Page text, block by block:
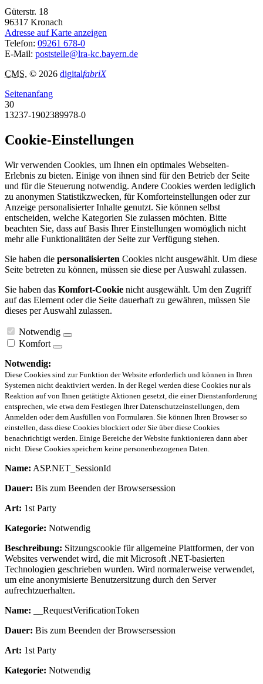
Güterstr. 18
96317 Kronach
Adresse auf Karte anzeigen
Telefon: 09261 678-0
E-Mail: poststelle@lra-kc.bayern.de
CMS, © 2026 digitalfabriX
Seitenanfang
30
13237-1902389978-0
Cookie-Einstellungen
Wir verwenden Cookies, um Ihnen ein optimales Webseiten-
Erlebnis zu bieten. Einige von ihnen sind für den Betrieb der Seite
und für die Steuerung notwendig. Andere Cookies werden lediglich
zu anonymen Statistikzwecken, für Komforteinstellungen oder zur
Anzeige personalisierter Inhalte genutzt. Sie können selbst
entscheiden, welche Kategorien Sie zulassen möchten. Bitte
beachten Sie, dass auf Basis Ihrer Einstellungen womöglich nicht
mehr alle Funktionalitäten der Seite zur Verfügung stehen.
Sie haben die personalisierten Cookies nicht ausgewählt. Um diese
Seite betreten zu können, müssen sie diese per Auswahl zulassen.
Sie haben das Komfort-Cookie nicht ausgewählt. Um den Zugriff
auf das Element oder die Seite dauerhaft zu gewähren, müssen Sie
dieses per Auswahl zulassen.
Notwendig
Komfort
Notwendig:
Diese Cookies sind zur Funktion der Website erforderlich und können in Ihren
Systemen nicht deaktiviert werden. In der Regel werden diese Cookies nur als
Reaktion auf von Ihnen getätigte Aktionen gesetzt, die einer Dienstanforderung
entsprechen, wie etwa dem Festlegen Ihrer Datenschutzeinstellungen, dem
Anmelden oder dem Ausfüllen von Formularen. Sie können Ihren Browser so
einstellen, dass diese Cookies blockiert oder Sie über diese Cookies
benachrichtigt werden. Einige Bereiche der Website funktionieren dann aber
nicht. Diese Cookies speichern keine personenbezogenen Daten.
Name: ASP.NET_SessionId
Dauer: Bis zum Beenden der Browsersession
Art: 1st Party
Kategorie: Notwendig
Beschreibung: Sitzungscookie für allgemeine Plattformen, der von
Websites verwendet wird, die mit Microsoft .NET-basierten
Technologien geschrieben wurden. Wird normalerweise verwendet,
um eine anonymisierte Benutzersitzung durch den Server
aufrechtzuerhalten.
Name: __RequestVerificationToken
Dauer: Bis zum Beenden der Browsersession
Art: 1st Party
Kategorie: Notwendig